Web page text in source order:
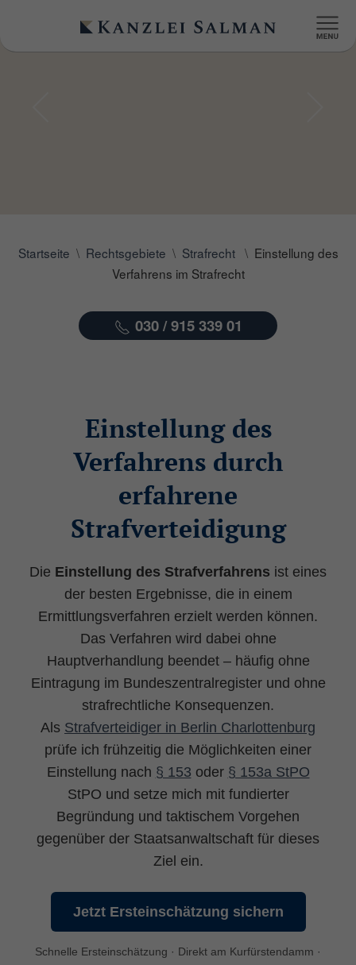
Startseite Rechtsgebiete Strafrecht
Einstellung des
Verfahrens im Strafrecht
030 / 915 339 01
Einstellung des
Verfahrens durch
erfahrene
Strafverteidigung
Die Einstellung des Strafverfahrens ist eines
der besten Ergebnisse, die in einem
Ermittlungsverfahren erzielt werden können.
Das Verfahren wird dabei ohne
Hauptverhandlung beendet – häufig ohne
Eintragung im Bundeszentralregister und ohne
strafrechtliche Konsequenzen.
Als Strafverteidiger in Berlin Charlottenburg
prüfe ich frühzeitig die Möglichkeiten einer
Einstellung nach § 153 oder § 153a StPO
StPO und setze mich mit fundierter
Begründung und taktischem Vorgehen
gegenüber der Staatsanwaltschaft für dieses
Ziel ein.
Jetzt Ersteinschätzung sichern
Schnelle Ersteinschätzung · Direkt am Kurfürstendamm ·